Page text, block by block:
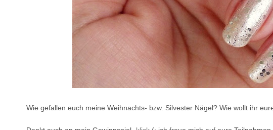
Wie gefallen euch meine Weihnachts- bzw. Silvester Nägel? Wie wollt ihr